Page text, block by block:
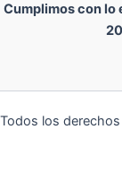
Cumplimos con lo
Todos los